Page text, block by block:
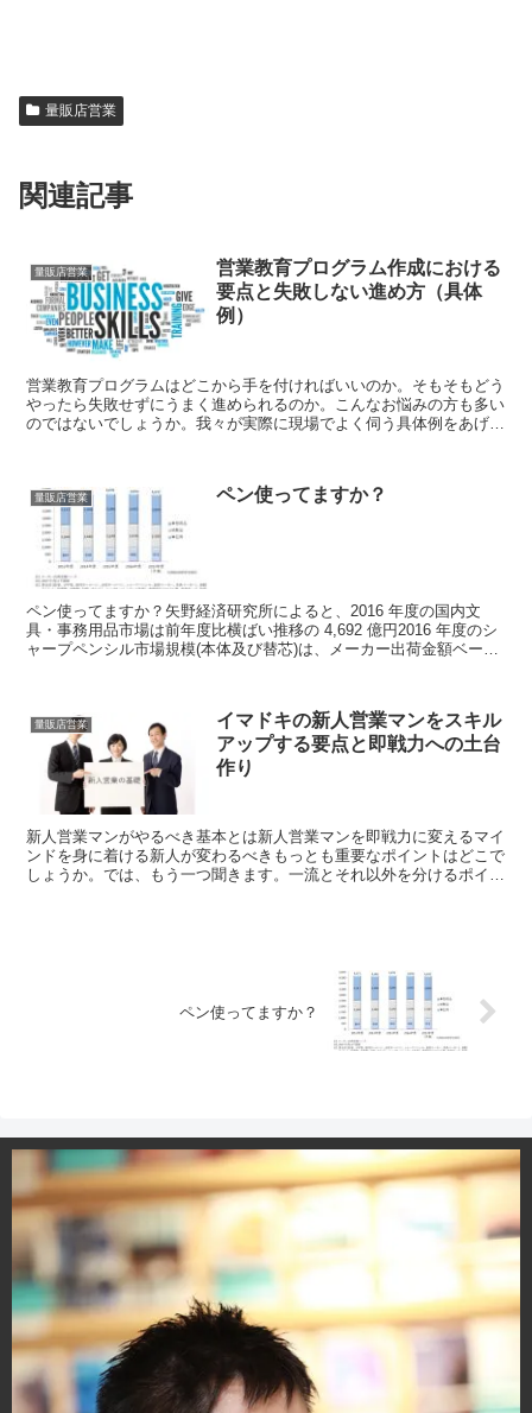
量販店営業
関連記事
量販店営業
営業教育プログラム作成における
要点と失敗しない進め方（具体
例）
営業教育プログラムはどこから手を付ければいいのか。そもそもどう
やったら失敗せずにうまく進められるのか。こんなお悩みの方も多い
のではないでしょうか。我々が実際に現場でよく伺う具体例をあげな
量販店営業 ペン使ってますか？
ペン使ってますか？矢野経済研究所によると、2016 年度の国内文
具・事務用品市場は前年度比横ばい推移の 4,692 億円2016 年度のシ
ャープペンシル市場規模(本体及び替芯)は、メーカー出荷金額ベース
量販店営業
イマドキの新人営業マンをスキル
アップする要点と即戦力への土台
作り
新人営業マンがやるべき基本とは新人営業マンを即戦力に変えるマイ
ンドを身に着ける新人が変わるべきもっとも重要なポイントはどこで
しょうか。では、もう一つ聞きます。一流とそれ以外を分けるポイン
ペン使ってますか？